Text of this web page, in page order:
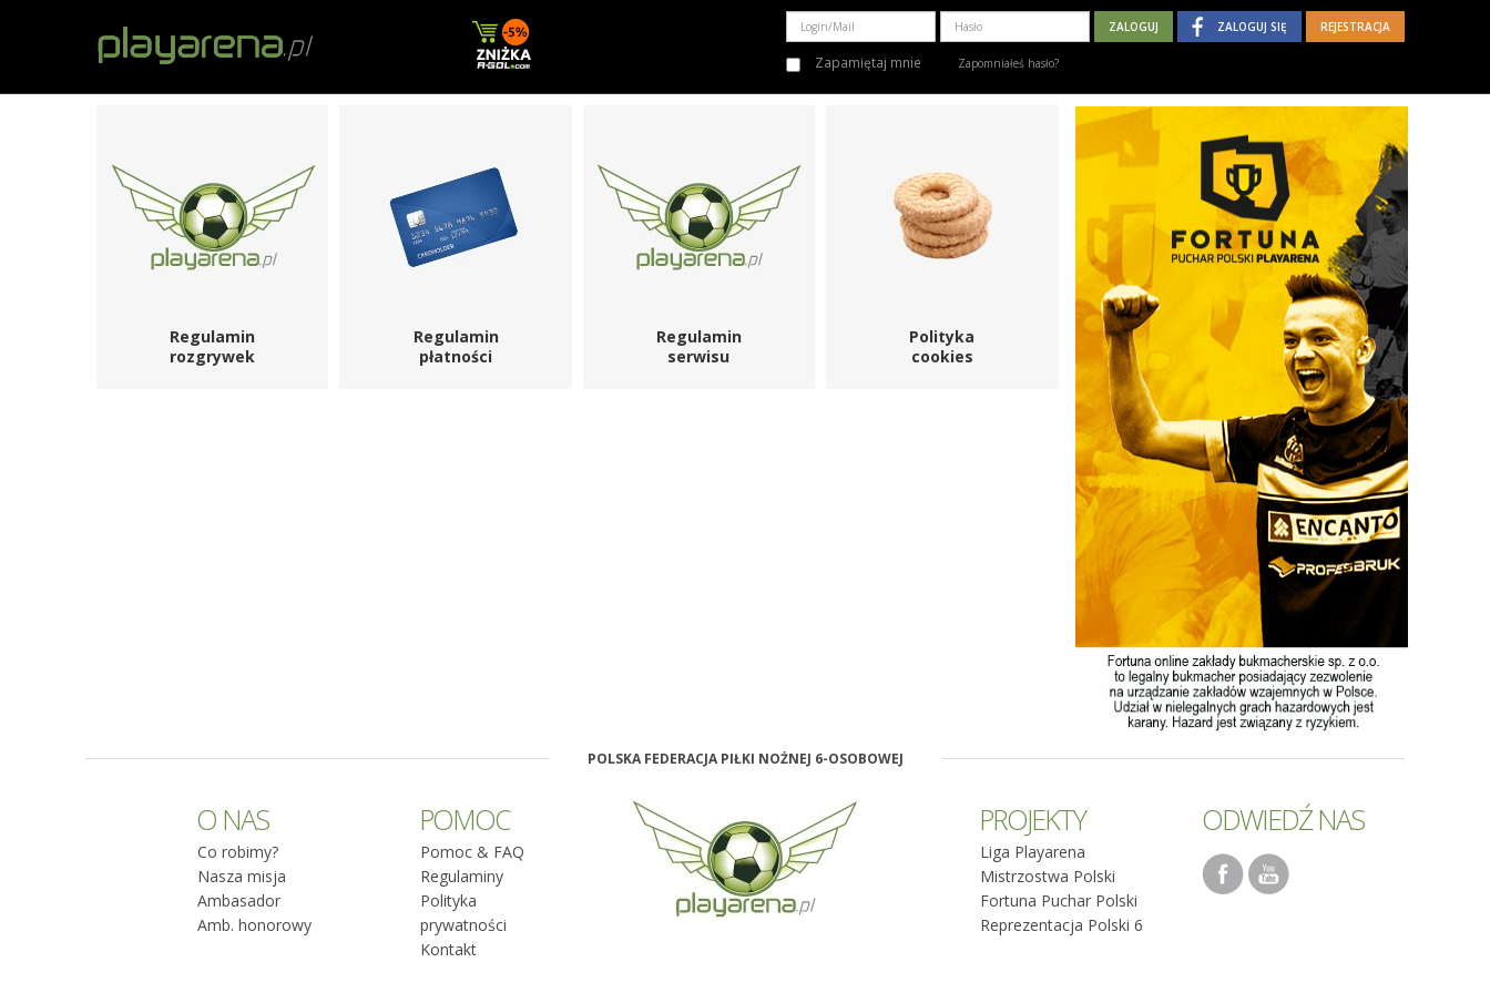
ZALOGUJ SIĘ REJESTRACJA
Zapamiętaj mnie Zapomniałeś hasło?
Regulamin
rozgrywek
Regulamin
płatności
Regulamin
serwisu
Polityka
cookies
POLSKA FEDERACJA PIŁKI NOŻNEJ 6-OSOBOWEJ
O NAS
Co robimy?
Nasza misja
Ambasador
Amb. honorowy
POMOC
Pomoc & FAQ
Regulaminy
Polityka
prywatności
Kontakt
PROJEKTY
Liga Playarena
Mistrzostwa Polski
Fortuna Puchar Polski
Reprezentacja Polski 6
ODWIEDŹ NAS